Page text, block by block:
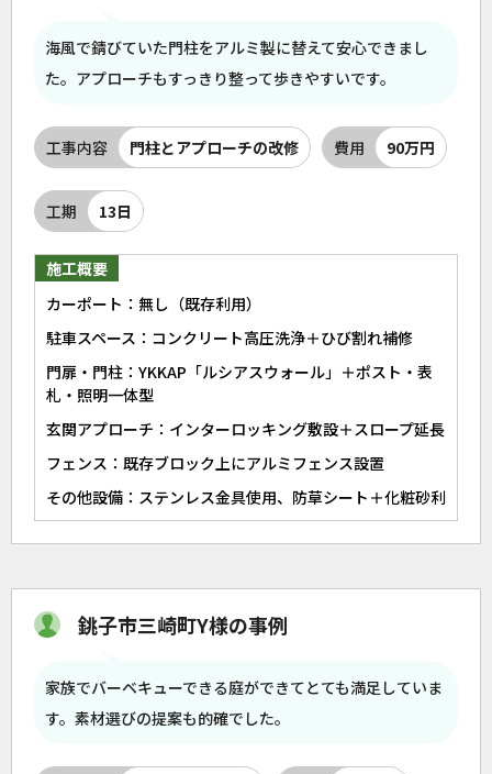
海風で錆びていた門柱をアルミ製に替えて安心できまし
た。アプローチもすっきり整って歩きやすいです。
工事内容 門柱とアプローチの改修 費用 90万円
工期 13日
施工概要
カーポート：無し（既存利用）
駐車スペース：コンクリート高圧洗浄＋ひび割れ補修
門扉・門柱：YKKAP「ルシアスウォール」＋ポスト・表
札・照明一体型
玄関アプローチ：インターロッキング敷設＋スロープ延長
フェンス：既存ブロック上にアルミフェンス設置
その他設備：ステンレス金具使用、防草シート＋化粧砂利
銚子市三崎町Y様の事例
家族でバーベキューできる庭ができてとても満足していま
す。素材選びの提案も的確でした。